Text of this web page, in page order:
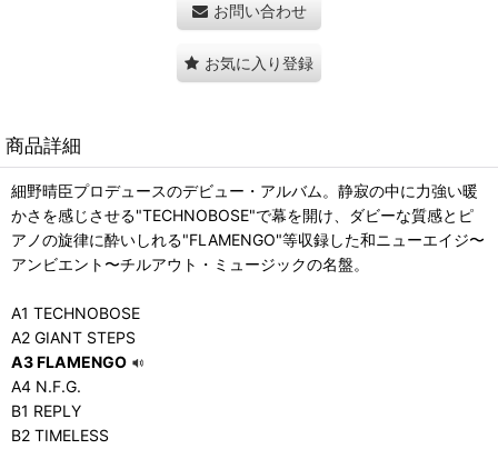
お問い合わせ
お気に入り登録
商品詳細
細野晴臣プロデュースのデビュー・アルバム。静寂の中に力強い暖
かさを感じさせる"TECHNOBOSE"で幕を開け、ダビーな質感とピ
アノの旋律に酔いしれる"FLAMENGO"等収録した和ニューエイジ〜
アンビエント〜チルアウト・ミュージックの名盤。
A1 TECHNOBOSE
A2 GIANT STEPS
A3 FLAMENGO
A4 N.F.G.
B1 REPLY
B2 TIMELESS